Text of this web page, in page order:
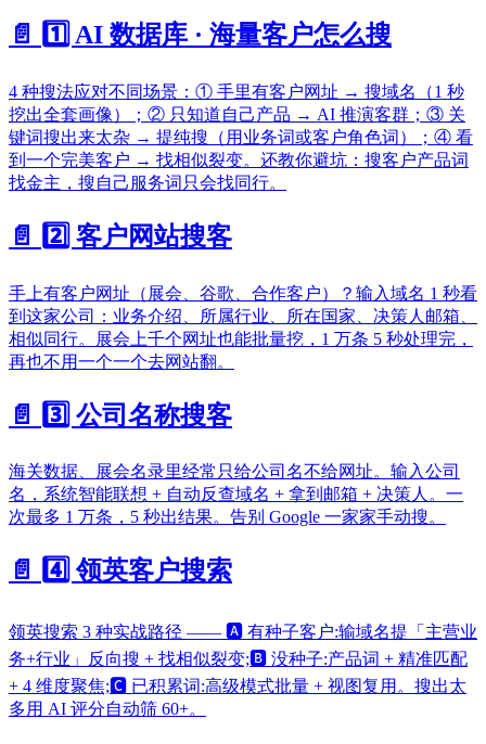
📄️ 1️⃣ AI 数据库 · 海量客户怎么搜
4 种搜法应对不同场景：① 手里有客户网址 → 搜域名（1 秒
挖出全套画像）；② 只知道自己产品 → AI 推演客群；③ 关
键词搜出来太杂 → 提纯搜（用业务词或客户角色词）；④ 看
到一个完美客户 → 找相似裂变。还教你避坑：搜客户产品词
找金主，搜自己服务词只会找同行。
📄️ 2️⃣ 客户网站搜客
手上有客户网址（展会、谷歌、合作客户）？输入域名 1 秒看
到这家公司：业务介绍、所属行业、所在国家、决策人邮箱、
相似同行。展会上千个网址也能批量挖，1 万条 5 秒处理完，
再也不用一个一个去网站翻。
📄️ 3️⃣ 公司名称搜客
海关数据、展会名录里经常只给公司名不给网址。输入公司
名，系统智能联想 + 自动反查域名 + 拿到邮箱 + 决策人。一
次最多 1 万条，5 秒出结果。告别 Google 一家家手动搜。
📄️ 4️⃣ 领英客户搜索
领英搜索 3 种实战路径 —— 🅰 有种子客户:输域名提「主营业
务+行业」反向搜 + 找相似裂变;🅱 没种子:产品词 + 精准匹配
+ 4 维度聚焦;🅲 已积累词:高级模式批量 + 视图复用。搜出太
多用 AI 评分自动筛 60+。